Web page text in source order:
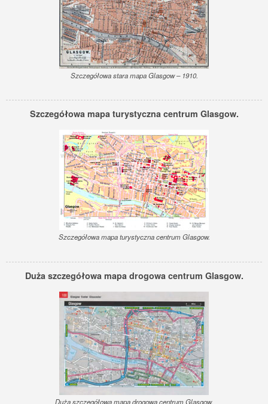
Szczegółowa stara mapa Glasgow – 1910.
Szczegółowa mapa turystyczna centrum Glasgow.
Szczegółowa mapa turystyczna centrum Glasgow.
Duża szczegółowa mapa drogowa centrum Glasgow.
Duża szczegółowa mapa drogowa centrum Glasgow.